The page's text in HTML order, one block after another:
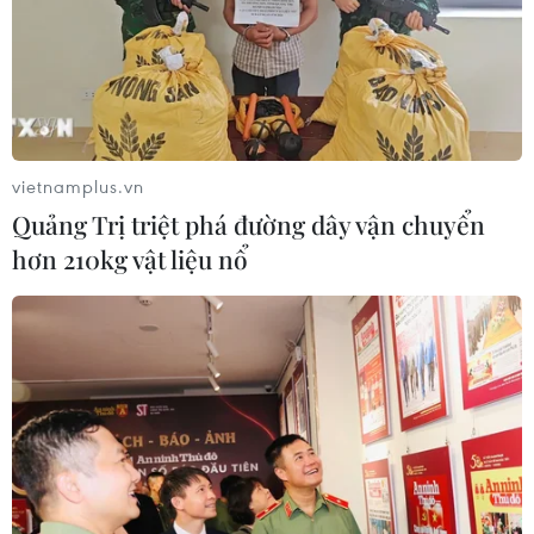
Phim của Trấn Thành đang "bành trướng" thị trường
phim Tết khi có số suất chiếu gấp ba lần so với 2 phim
đối thủ là "Nụ hôn bạc tỷ" (Thu Trang) và "Yêu nhầm
bạn thân" (Nguyễn Quang Dũng-Diệp Thế Vinh).
vietnamplus.vn
Quảng Trị triệt phá đường dây vận chuyển
hơn 210kg vật liệu nổ